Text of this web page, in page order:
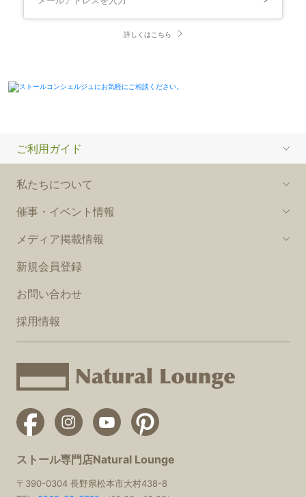
詳しくはこちら
ご利用ガイド
私たちについて
催事・イベント情報
メディア掲載情報
新規会員登録
お問い合わせ
採用情報
ストール専門店Natural Lounge
〒390-0304 長野県松本市大村438-8